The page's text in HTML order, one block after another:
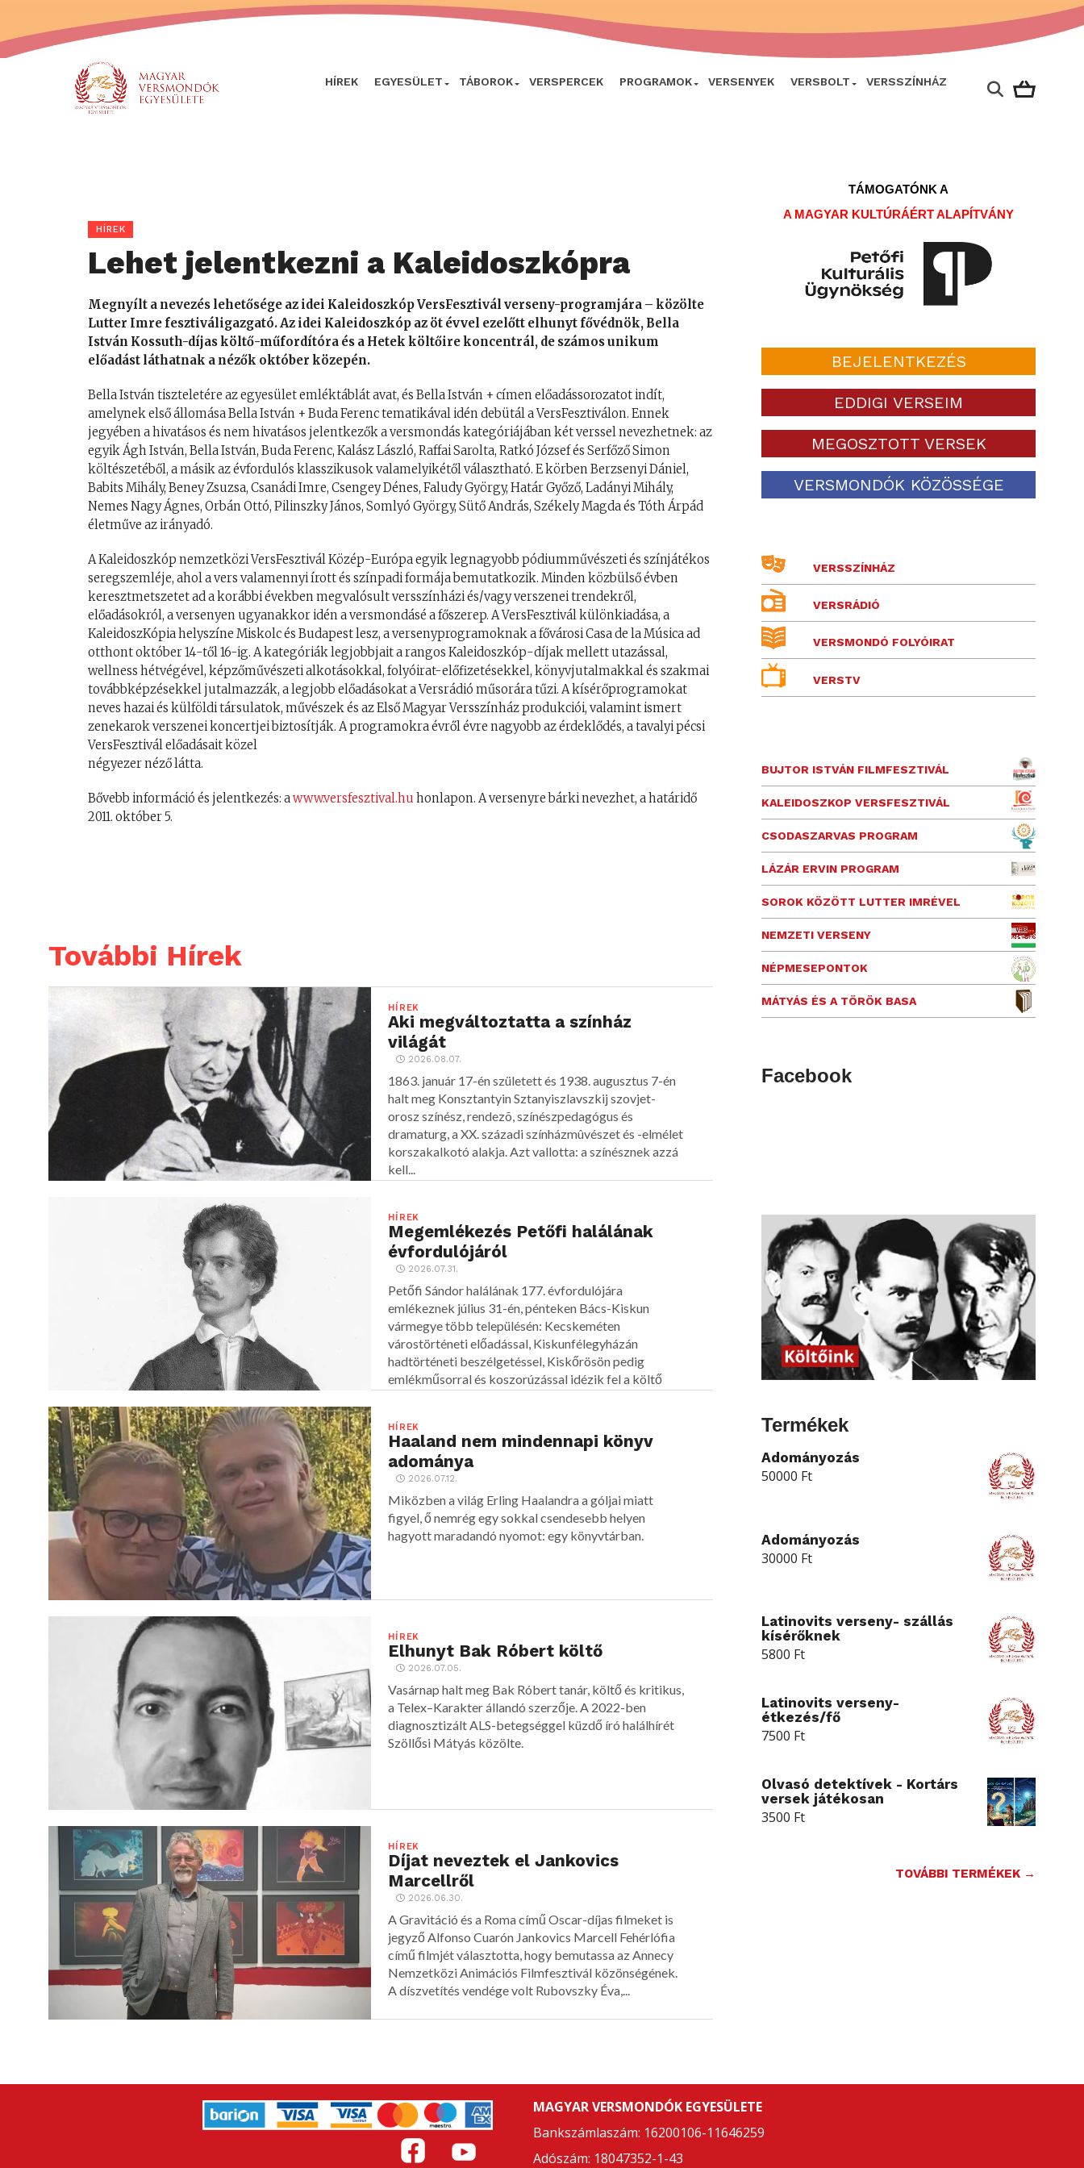
HÍREK EGYESÜLET TÁBOROK VERSPERCEK PROGRAMOK VERSENYEK VERSBOLT VERSSZÍNHÁZ
HÍREK
Lehet jelentkezni a Kaleidoszkópra
Megnyílt a nevezés lehetősége az idei Kaleidoszkóp VersFesztivál verseny-programjára – közölte
Lutter Imre fesztiváligazgató. Az idei Kaleidoszkóp az öt évvel ezelőtt elhunyt fővédnök, Bella
István Kossuth-díjas költő-műfordítóra és a Hetek költőire koncentrál, de számos unikum
előadást láthatnak a nézők október közepén.
Bella István tiszteletére az egyesület emléktáblát avat, és Bella István + címen előadássorozatot indít,
amelynek első állomása Bella István + Buda Ferenc tematikával idén debütál a VersFesztiválon. Ennek
jegyében a hivatásos és nem hivatásos jelentkezők a versmondás kategóriájában két verssel nevezhetnek: az
egyik Ágh István, Bella István, Buda Ferenc, Kalász László, Raffai Sarolta, Ratkó József és Serfőző Simon
költészetéből, a másik az évfordulós klasszikusok valamelyikétől választható. E körben Berzsenyi Dániel,
Babits Mihály, Beney Zsuzsa, Csanádi Imre, Csengey Dénes, Faludy György, Határ Győző, Ladányi Mihály,
Nemes Nagy Ágnes, Orbán Ottó, Pilinszky János, Somlyó György, Sütő András, Székely Magda és Tóth Árpád
életműve az irányadó.
A Kaleidoszkóp nemzetközi VersFesztivál Közép-Európa egyik legnagyobb pódiumművészeti és színjátékos
seregszemléje, ahol a vers valamennyi írott és színpadi formája bemutatkozik. Minden közbülső évben
keresztmetszetet ad a korábbi években megvalósult versszínházi és/vagy verszenei trendekről,
előadásokról, a versenyen ugyanakkor idén a versmondásé a főszerep. A VersFesztivál különkiadása, a
KaleidoszKópia helyszíne Miskolc és Budapest lesz, a versenyprogramoknak a fővárosi Casa de la Música ad
otthont október 14-től 16-ig. A kategóriák legjobbjait a rangos Kaleidoszkóp-díjak mellett utazással,
wellness hétvégével, képzőművészeti alkotásokkal, folyóirat-előfizetésekkel, könyvjutalmakkal és szakmai
továbbképzésekkel jutalmazzák, a legjobb előadásokat a Versrádió műsorára tűzi. A kísérőprogramokat
neves hazai és külföldi társulatok, művészek és az Első Magyar Versszínház produkciói, valamint ismert
zenekarok verszenei koncertjei biztosítják. A programokra évről évre nagyobb az érdeklődés, a tavalyi pécsi
VersFesztivál előadásait közel
négyezer néző látta.
Bővebb információ és jelentkezés: awww.versfesztival.hu honlapon. A versenyre bárki nevezhet, a határidő
2011. október 5.
További Hírek
HÍREK
Aki megváltoztatta a színház
világát
2026.08.07.
1863. január 17-én született és 1938. augusztus 7-én
halt meg Konsztantyin Sztanyiszlavszkij szovjet-
orosz színész, rendezõ, színészpedagógus és
dramaturg, a XX. századi színházmûvészet és -elmélet
korszakalkotó alakja. Azt vallotta: a színésznek azzá
kell...
HÍREK
Megemlékezés Petőfi halálának
évfordulójáról
2026.07.31.
Petőfi Sándor halálának 177. évfordulójára
emlékeznek július 31-én, pénteken Bács-Kiskun
vármegye több településén: Kecskeméten
várostörténeti előadással, Kiskunfélegyházán
hadtörténeti beszélgetéssel, Kiskőrösön pedig
emlékműsorral és koszorúzással idézik fel a költő
HÍREK
Haaland nem mindennapi könyv
adománya
2026.07.12.
Miközben a világ Erling Haalandra a góljai miatt
figyel, ő nemrég egy sokkal csendesebb helyen
hagyott maradandó nyomot: egy könyvtárban.
HÍREK
Elhunyt Bak Róbert költő
2026.07.05.
Vasárnap halt meg Bak Róbert tanár, költő és kritikus,
a Telex–Karakter állandó szerzője. A 2022-ben
diagnosztizált ALS-betegséggel küzdő író halálhírét
Szöllősi Mátyás közölte.
HÍREK
Díjat neveztek el Jankovics
Marcellről
2026.06.30.
A Gravitáció és a Roma című Oscar-díjas filmeket is
jegyző Alfonso Cuarón Jankovics Marcell Fehérlófia
című filmjét választotta, hogy bemutassa az Annecy
Nemzetközi Animációs Filmfesztivál közönségének.
A díszvetítés vendége volt Rubovszky Éva,...
TÁMOGATÓNK A
A MAGYAR KULTÚRÁÉRT ALAPÍTVÁNY
BEJELENTKEZÉS
EDDIGI VERSEIM
MEGOSZTOTT VERSEK
VERSMONDÓK KÖZÖSSÉGE
VERSSZÍNHÁZ
VERSRÁDIÓ
VERSMONDÓ FOLYÓIRAT
VERSTV
BUJTOR ISTVÁN FILMFESZTIVÁL
KALEIDOSZKOP VERSFESZTIVÁL
CSODASZARVAS PROGRAM
LÁZÁR ERVIN PROGRAM
SOROK KÖZÖTT LUTTER IMRÉVEL
NEMZETI VERSENY
NÉPMESEPONTOK
MÁTYÁS ÉS A TÖRÖK BASA
Facebook
Termékek
Adományozás
50000 Ft
Adományozás
30000 Ft
Latinovits verseny- szállás
kísérőknek
5800 Ft
Latinovits verseny-
étkezés/fő
7500 Ft
Olvasó detektívek - Kortárs
versek játékosan
3500 Ft
TOVÁBBI TERMÉKEK →
MAGYAR VERSMONDÓK EGYESÜLETE
Bankszámlaszám: 16200106-11646259
Adószám: 18047352-1-43